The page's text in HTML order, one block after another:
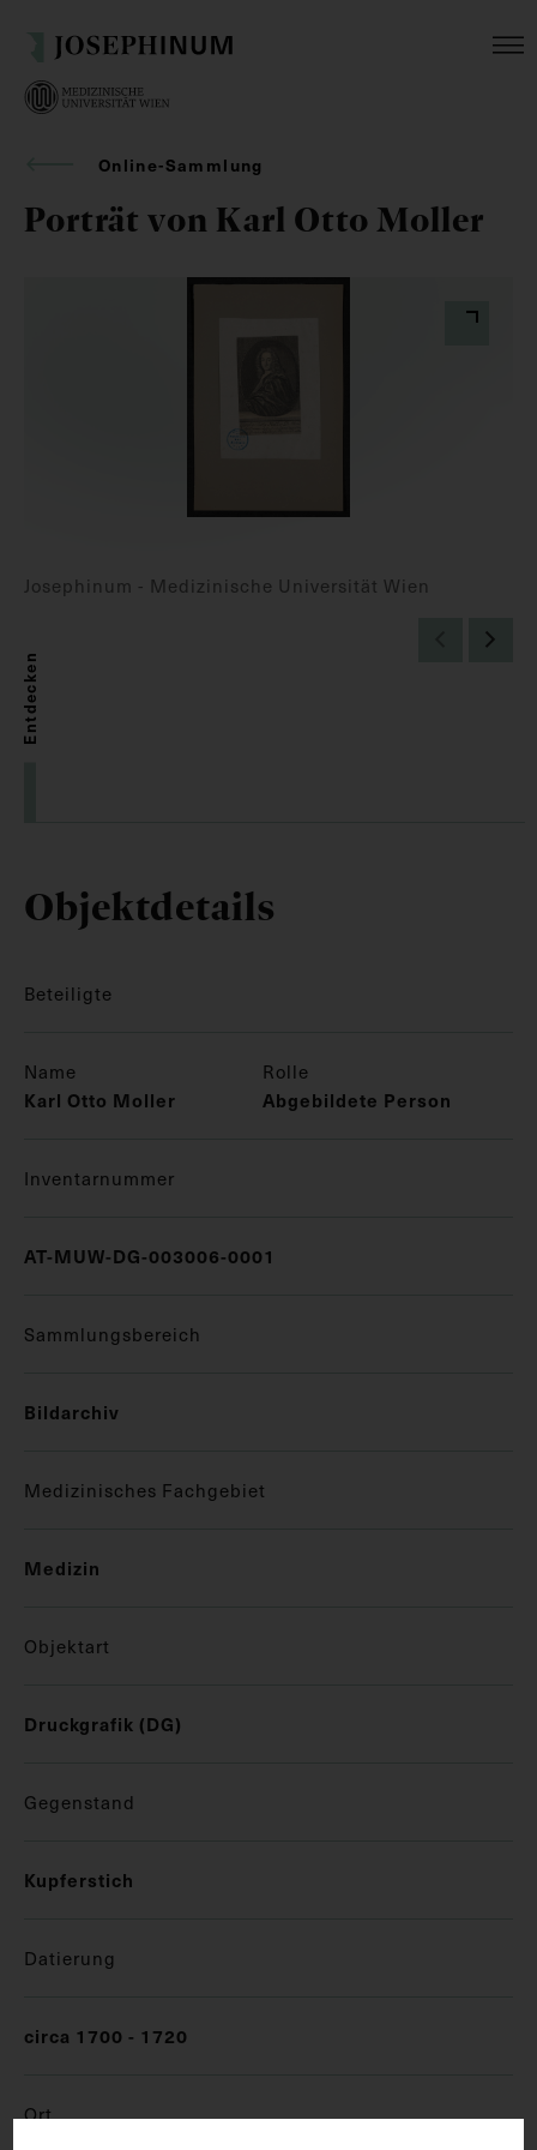
Online-Sammlung
Porträt von Karl Otto Moller
Josephinum - Medizinische Universität Wien
Entdecken
Objektdetails
Beteiligte
Name Rolle
Karl Otto Moller Abgebildete Person
Inventarnummer
AT-MUW-DG-003006-0001
Sammlungsbereich
Bildarchiv
Medizinisches Fachgebiet
Medizin
Objektart
Druckgrafik (DG)
Gegenstand
Kupferstich
Datierung
circa 1700 - 1720
Ort